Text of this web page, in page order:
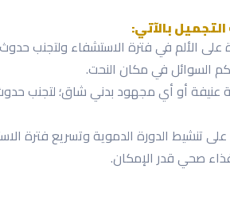
بالآتي:
الألم في فترة الاستشفاء ولتجنب
السوائل في مكان النحت.
عنيفة أو أي مجهود بدني شاق؛ لتجنب
الدورة الدموية وتسريع فترة
صحي قدر الإمكان.